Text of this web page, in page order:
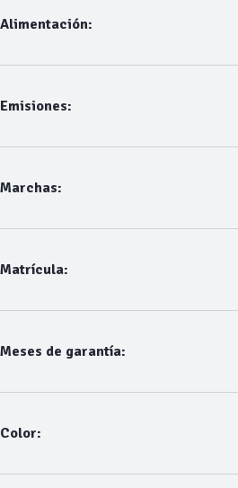
Alimentación:
Emisiones:
Marchas:
Matrícula:
Meses de garantía:
Color: